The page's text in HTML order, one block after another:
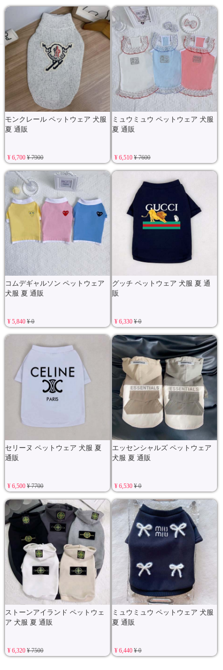
モンクレール ペットウェア 犬服
夏 通販
¥ 6,700¥ 7900
ミュウミュウ ペットウェア 犬服
夏 通販
¥ 6,510¥ 7600
コムデギャルソン ペットウェア
犬服 夏 通販
¥ 5,840¥ 0
グッチ ペットウェア 犬服 夏 通
販
¥ 6,330¥ 0
セリーヌ ペットウェア 犬服 夏
通販
¥ 6,500¥ 7700
エッセンシャルズ ペットウェア
犬服 夏 通販
¥ 6,530¥ 0
ストーンアイランド ペットウェ
ア 犬服 夏 通販
¥ 6,320¥ 7500
ミュウミュウ ペットウェア 犬服
夏 通販
¥ 6,440¥ 0